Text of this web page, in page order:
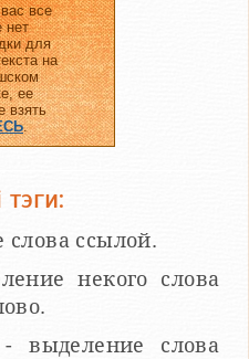
все
нет
для
на
ее
взять
.
слова ссылой.
некого слова
- выделение слова